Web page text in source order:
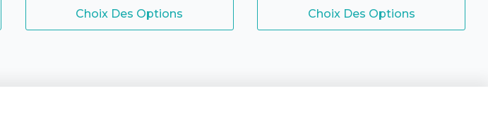
prix :
Choix Des Options
prix :
Choix Des Options